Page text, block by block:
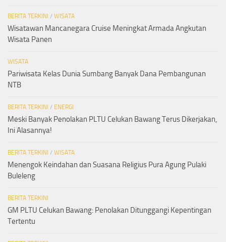
BERITA TERKINI / WISATA
Wisatawan Mancanegara Cruise Meningkat Armada Angkutan
Wisata Panen
WISATA
Pariwisata Kelas Dunia Sumbang Banyak Dana Pembangunan
NTB
BERITA TERKINI / ENERGI
Meski Banyak Penolakan PLTU Celukan Bawang Terus Dikerjakan,
Ini Alasannya!
BERITA TERKINI / WISATA
Menengok Keindahan dan Suasana Religius Pura Agung Pulaki
Buleleng
BERITA TERKINI
GM PLTU Celukan Bawang: Penolakan Ditunggangi Kepentingan
Tertentu